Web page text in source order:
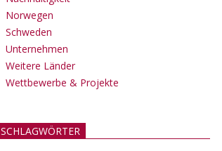
Norwegen
Schweden
Unternehmen
Weitere Länder
Wettbewerbe & Projekte
SCHLAGWÖRTER